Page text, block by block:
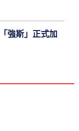
強斯」正式加